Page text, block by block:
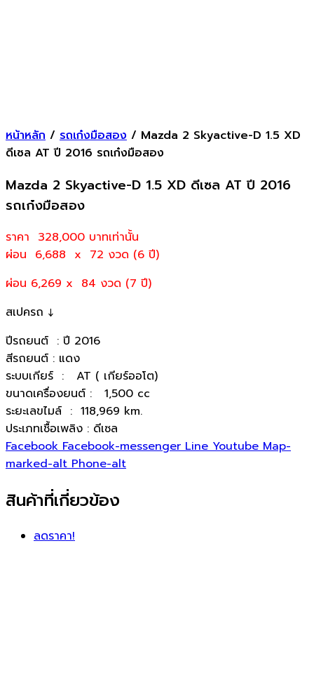
หน้าหลัก / รถเก๋งมือสอง / Mazda 2 Skyactive-D 1.5 XD
ดีเซล AT ปี 2016 รถเก๋งมือสอง
Mazda 2 Skyactive-D 1.5 XD ดีเซล AT ปี 2016
รถเก๋งมือสอง
ราคา 328,000 บาทเท่านั้น
ผ่อน 6,688 x 72 งวด (6 ปี)
ผ่อน 6,269 x 84 งวด (7 ปี)
สเปครถ ↓
ปีรถยนต์ : ปี 2016
สีรถยนต์ : แดง
ระบบเกียร์ : AT ( เกียร์ออโต)
ขนาดเครื่องยนต์ : 1,500 cc
ระยะเลขไมล์ : 118,969 km.
ประเภทเชื้อเพลิง : ดีเซล
Facebook Facebook-messenger Line Youtube Map-
marked-alt Phone-alt
สินค้าที่เกี่ยวข้อง
ลดราคา!